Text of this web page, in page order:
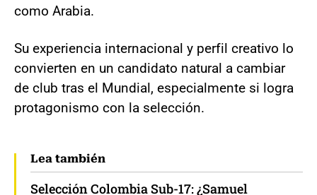
como Arabia.
Su experiencia internacional y perfil creativo lo
convierten en un candidato natural a cambiar
de club tras el Mundial, especialmente si logra
protagonismo con la selección.
Lea también
Selección Colombia Sub-17: ¿Samuel